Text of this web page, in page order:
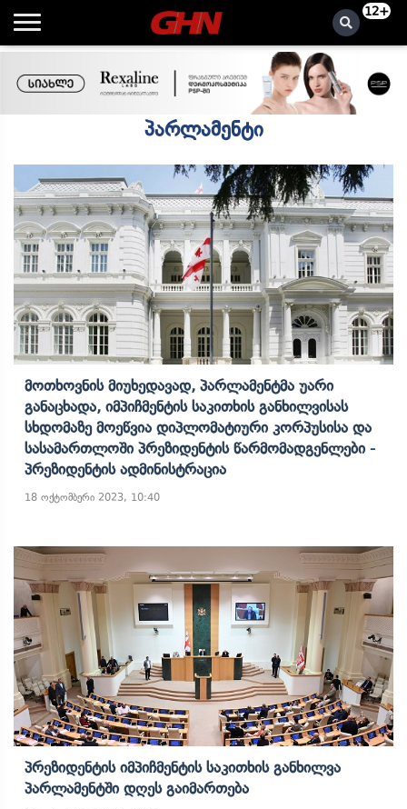
12+
პარლამენტი
Მოთხოვნის Მიუხედავად, Პარლამენტმა Უარი
Განაცხადა, Იმპიჩმენტის Საკითხის Განხილვისას
Სხდომაზე Მოეწვია Დიპლომატიური Კორპუსისა Და
Სასამართლოში Პრეზიდენტის Წარმომადგენლები -
Პრეზიდენტის Ადმინისტრაცია
18 ოქტომბერი 2023, 10:40
Პრეზიდენტის Იმპიჩმენტის Საკითხის Განხილვა
Პარლამენტში Დღეს Გაიმართება